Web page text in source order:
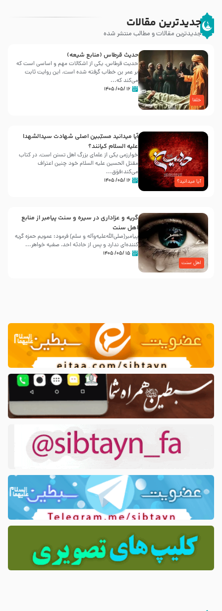
جدیدترین مقالات
جدیدترین مقالات و مطالب منتشر شده
خلفا
حدیث قرطاس (منابع شیعه)
حدیث قرطاس، یکی از اشکالات مهم و اساسی است که
بر عمر بن خطاب گرفته شده است، این روایت ثابت
می‌کند که...
۱۶ /۰۵/ ۱۴۰۵
آیا میدانید؟
آیا میدانید مسبّبین اصلی شهادت سیدالشهدا
علیه ‌السلام کیانند؟
خوارزمی یکی از علمای بزرگ اهل تسنن است، در کتاب
مقتل الحسین علیه ‌السلام خود چنین اعتراف
می‌کند:فوَق...
۱۶ /۰۵/ ۱۴۰۵
اهل سنت
گریه و عزاداری در سیره و سنت پیامبر از منابع
اهل سنت
پیامبر(صلی‌الله‌علیه‌وآله و سلم) فرمود: عمویم حمزه گریه
کننده‌ای ندارد و پس از حادثه احد، صفیه خواهر...
۱۵ /۰۵/ ۱۴۰۵